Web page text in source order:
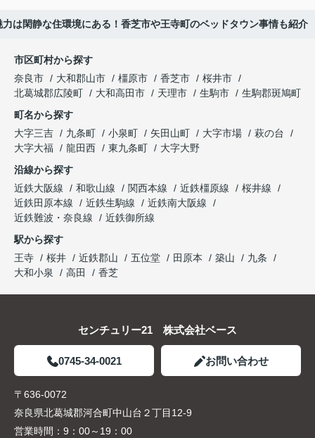
は閑静な住環境にある！香芝市や王寺町のベッドタウン事情も紹介
市区町村から探す
奈良市
大和郡山市 橿原市 香芝市
桜井市
北葛城郡広陵町
大和高田市 天理市 生駒市
生駒郡斑鳩町
町名から探す
大字三吉
九条町 小泉町 矢田山町 大字市場
萩の台
大字大福
龍田西 東九条町
大字大野
沿線から探す
近鉄大阪線
和歌山線 関西本線 近鉄橿原線
桜井線
近鉄田原本線
近鉄生駒線
近鉄南大阪線
近鉄難波・奈良線
近鉄御所線
駅から探す
王寺
桜井 近鉄郡山 五位堂 田原本 築山
九条
大和小泉
高田 香芝
センチュリー21 株式会社ベース
0745-34-0021 お問い合わせ
〒636-0072
奈良県北葛城郡河合町中山台２丁目12-9
営業時間： 9：00～19：00